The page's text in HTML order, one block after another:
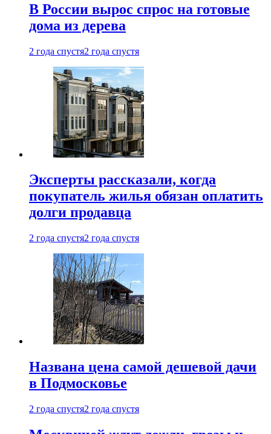
В России вырос спрос на готовые
дома из дерева
2 года спустя2 года спустя
Эксперты рассказали, когда
покупатель жилья обязан оплатить
долги продавца
2 года спустя2 года спустя
Названа цена самой дешевой дачи
в Подмосковье
2 года спустя2 года спустя